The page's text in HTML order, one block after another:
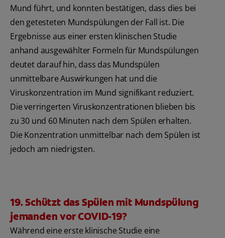
Mund führt, und konnten bestätigen, dass dies bei
den getesteten Mundspülungen der Fall ist. Die
Ergebnisse aus einer ersten klinischen Studie
anhand ausgewählter Formeln für Mundspülungen
deutet darauf hin, dass das Mundspülen
unmittelbare Auswirkungen hat und die
Viruskonzentration im Mund signifikant reduziert.
Die verringerten Viruskonzentrationen blieben bis
zu 30 und 60 Minuten nach dem Spülen erhalten.
Die Konzentration unmittelbar nach dem Spülen ist
jedoch am niedrigsten.
19. Schützt das Spülen mit Mundspülung
jemanden vor COVID-19?
Während eine erste klinische Studie eine